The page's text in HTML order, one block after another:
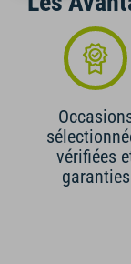
vérifiées
garanties